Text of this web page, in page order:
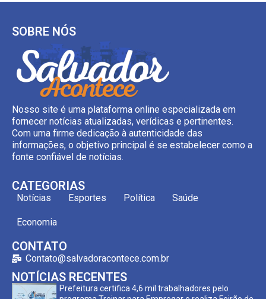
SOBRE NÓS
Nosso site é uma plataforma online especializada em
fornecer notícias atualizadas, verídicas e pertinentes.
Com uma firme dedicação à autenticidade das
informações, o objetivo principal é se estabelecer como a
fonte confiável de notícias.
CATEGORIAS
Notícias Esportes Política Saúde
Economia
CONTATO
Contato@salvadoracontece.com.br
NOTÍCIAS RECENTES
Prefeitura certifica 4,6 mil trabalhadores pelo